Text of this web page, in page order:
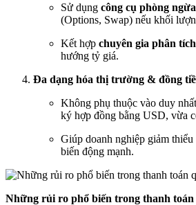
Sử dụng công cụ phòng
(Options, Swap) nếu khối
Kết hợp chuyên gia phân
hướng tỷ giá.
Đa dạng hóa thị trường & đồng
Không phụ thuộc vào duy
ký hợp đồng bằng USD, vừa
Giúp doanh nghiệp giảm
biến động mạnh.
Những rủi ro phổ biến trong thanh